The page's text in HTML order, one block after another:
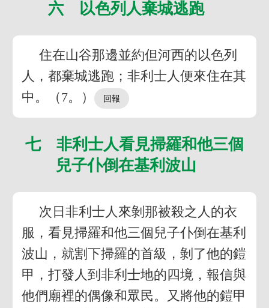
六 以色列人棄城逃跑
住在山谷那邊並約但河西的以色列
人，都棄城逃跑；非利士人便來住在其
中。（7。）
七 非利士人看見掃羅和他三個
兒子仆倒在基利波山
次日非利士人來剝那被殺之人的衣
服，看見掃羅和他三個兒子仆倒在基利
波山，就割下掃羅的首級，剝了他的鎧
甲，打發人到非利士地的四境，報信與
他們廟裡的偶像和眾民。又將他的鎧甲